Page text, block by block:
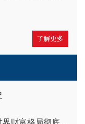
了解更多
全球20位顶级富豪榜单曝光！2026世界财富格局彻底洗牌